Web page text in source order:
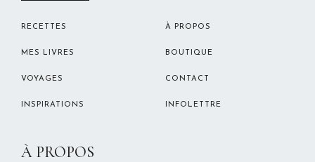
RECETTES
MES LIVRES
VOYAGES
INSPIRATIONS
À PROPOS
BOUTIQUE
CONTACT
INFOLETTRE
À PROPOS